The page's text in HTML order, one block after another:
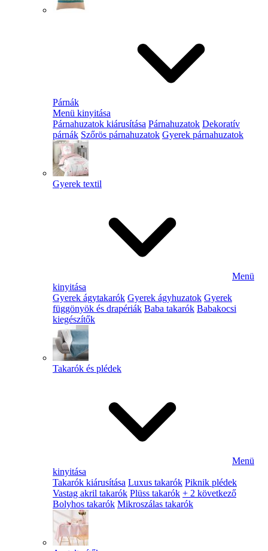
Párnák
Menü kinyitása
Párnahuzatok kiárusítása Párnahuzatok Dekoratív
párnák Szőrös párnahuzatok Gyerek párnahuzatok
Gyerek textil
Menü
kinyitása
Gyerek ágytakarók Gyerek ágyhuzatok Gyerek
függönyök és drapériák Baba takarók Babakocsi
kiegészítők
Takarók és plédek
Menü
kinyitása
Takarók kiárusítása Luxus takarók Piknik plédek
Vastag akril takarók Plüss takarók + 2 következő
Bolyhos takarók Mikroszálas takarók